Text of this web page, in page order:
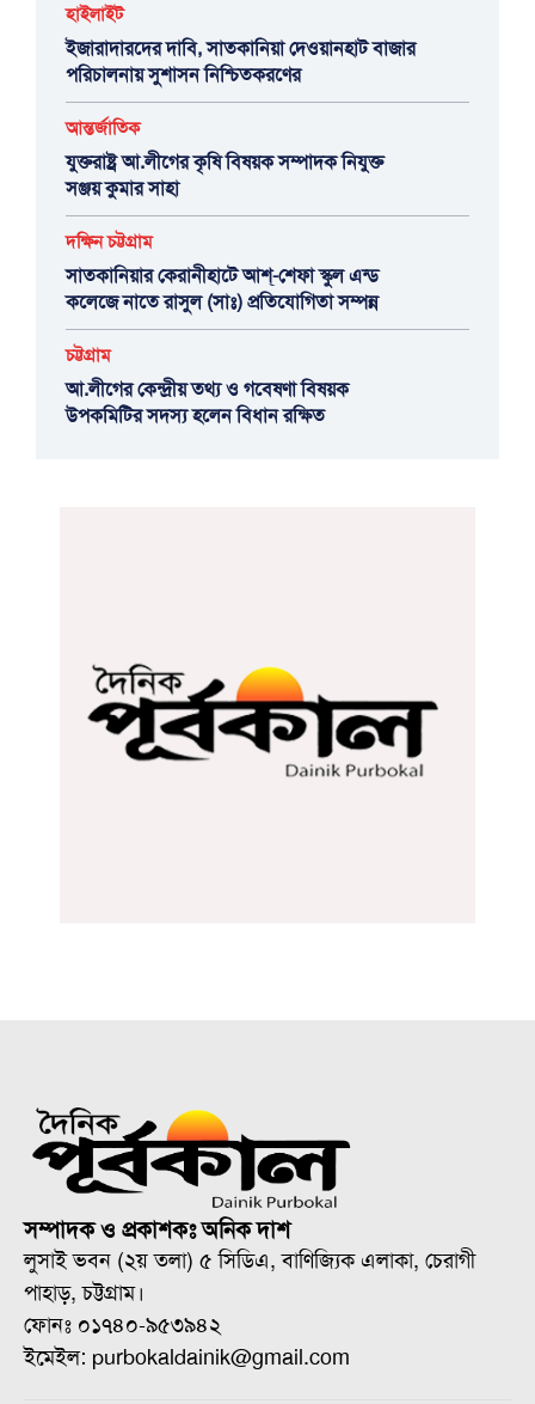
হাইলাইট
ইজারাদারদের দাবি, সাতকানিয়া দেওয়ানহাট বাজার
পরিচালনায় সুশাসন নিশ্চিতকরণের
আন্তর্জাতিক
যুক্তরাষ্ট্র আ.লীগের কৃষি বিষয়ক সম্পাদক নিযুক্ত
সঞ্জয় কুমার সাহা
দক্ষিন চট্টগ্রাম
সাতকানিয়ার কেরানীহাটে আশ্-শেফা স্কুল এন্ড
কলেজে নাতে রাসুল (সাঃ) প্রতিযোগিতা সম্পন্ন
চট্টগ্রাম
আ.লীগের কেন্দ্রীয় তথ্য ও গবেষণা বিষয়ক
উপকমিটির সদস্য হলেন বিধান রক্ষিত
সম্পাদক ও প্রকাশকঃ অনিক দাশ
লুসাই ভবন (২য় তলা) ৫ সিডিএ, বাণিজ্যিক এলাকা, চেরাগী
পাহাড়, চট্টগ্রাম।
ফোনঃ ০১৭৪০-৯৫৩৯৪২
ইমেইল: purbokaldainik@gmail.com